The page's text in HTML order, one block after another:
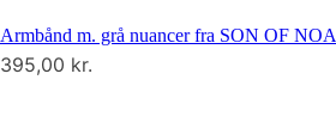
Armbånd m. grå nuancer fra SON OF NOA
395,00 kr.